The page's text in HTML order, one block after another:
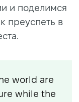
и поделимся
преуспеть в
world are
while the